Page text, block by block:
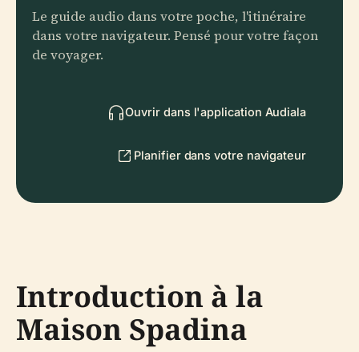
Le guide audio dans votre poche, l'itinéraire
dans votre navigateur. Pensé pour votre façon
de voyager.
Ouvrir dans l'application Audiala
Planifier dans votre navigateur
Introduction à la
Maison Spadina